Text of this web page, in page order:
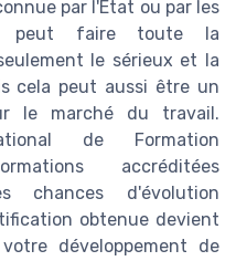
par l'État ou par les
peut faire toute la
le sérieux et la
cela peut aussi être un
le marché du travail.
de Formation
accréditées
chances d'évolution
obtenue devient
développement de